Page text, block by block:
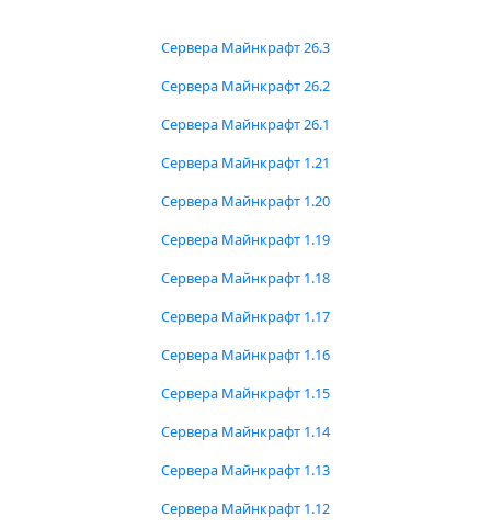
Сервера Майнкрафт 26.3
Сервера Майнкрафт 26.2
Сервера Майнкрафт 26.1
Сервера Майнкрафт 1.21
Сервера Майнкрафт 1.20
Сервера Майнкрафт 1.19
Сервера Майнкрафт 1.18
Сервера Майнкрафт 1.17
Сервера Майнкрафт 1.16
Сервера Майнкрафт 1.15
Сервера Майнкрафт 1.14
Сервера Майнкрафт 1.13
Сервера Майнкрафт 1.12